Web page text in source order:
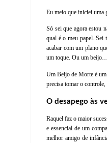
Eu meio que iniciei uma
Só sei que agora estou
qual é o meu papel. Sei
acabar com um plano
um toque. Ou um beijo…
Um Beijo de Morte é um
precisa tomar o controle,
O desapego às
Raquel faz o maior
e essencial de um
melhor amigo de